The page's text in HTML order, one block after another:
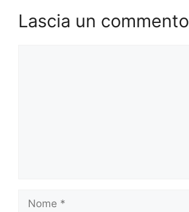
Lascia un commento
Nome